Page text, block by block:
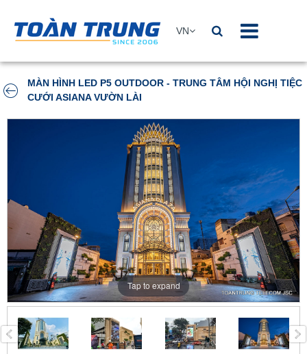
VN
MÀN HÌNH LED P5 OUTDOOR - TRUNG TÂM HỘI NGHỊ TIỆC
CƯỚI ASIANA VƯỜN LÀI
Tap to expand